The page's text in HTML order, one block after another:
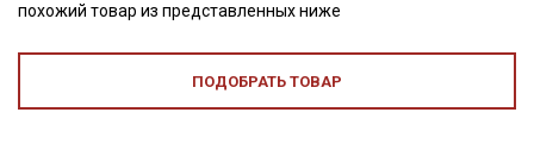
похожий товар из представленных ниже
ПОДОБРАТЬ ТОВАР